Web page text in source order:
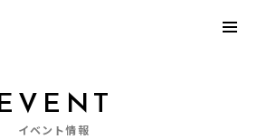
イベント情報